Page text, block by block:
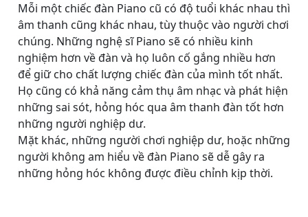
Mỗi một chiếc đàn Piano cũ có độ tuổi khác nhau thì
âm thanh cũng khác nhau, tùy thuộc vào người chơi
chúng. Những nghệ sĩ Piano sẽ có nhiều kinh
nghiệm hơn về đàn và họ luôn cố gắng nhiều hơn
để giữ cho chất lượng chiếc đàn của mình tốt nhất.
Họ cũng có khả năng cảm thụ âm nhạc và phát hiện
những sai sót, hỏng hóc qua âm thanh đàn tốt hơn
những người nghiệp dư.
Mặt khác, những người chơi nghiệp dư, hoặc những
người không am hiểu về đàn Piano sẽ dễ gây ra
những hỏng hóc không được điều chỉnh kịp thời.